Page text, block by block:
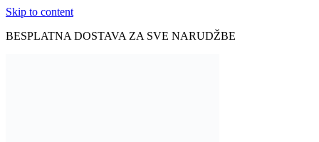
Skip to content
BESPLATNA DOSTAVA ZA SVE NARUDŽBE